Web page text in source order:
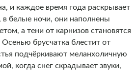
и каждое время года раскрывает
белые ночи, они наполнены
а тени от карнизов становятся
брусчатка блестит от
подчёркивают меланхоличную
когда снег скрадывает звуки,